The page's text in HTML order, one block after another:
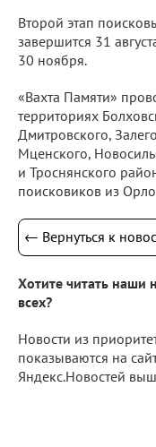
Второй этап
завершится 31
30 ноября.
«Вахта Памяти»
территориях
Дмитровского,
Мценского,
и Троснянского
поисковиков из
← Вернуться к
Хотите читать наши
всех?
Новости из
показываются на
Яндекс.Новостей